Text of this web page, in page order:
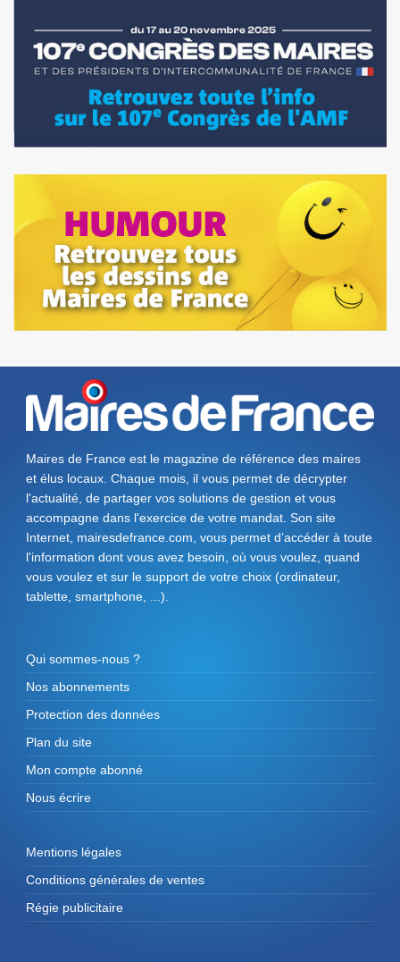
Maires de France est le magazine de référence des maires
et élus locaux. Chaque mois, il vous permet de décrypter
l'actualité, de partager vos solutions de gestion et vous
accompagne dans l'exercice de votre mandat. Son site
Internet, mairesdefrance.com, vous permet d’accéder à toute
l'information dont vous avez besoin, où vous voulez, quand
vous voulez et sur le support de votre choix (ordinateur,
tablette, smartphone, ...).
Qui sommes-nous ?
Nos abonnements
Protection des données
Plan du site
Mon compte abonné
Nous écrire
Mentions légales
Conditions générales de ventes
Régie publicitaire